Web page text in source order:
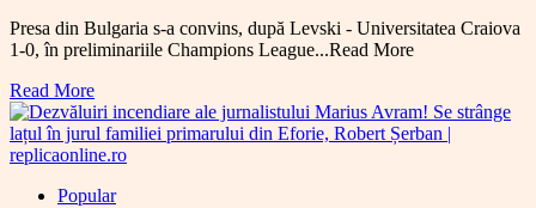
Presa din Bulgaria s-a convins, după Levski - Universitatea Craiova
1-0, în preliminariile Champions League...Read More
Read More
Popular